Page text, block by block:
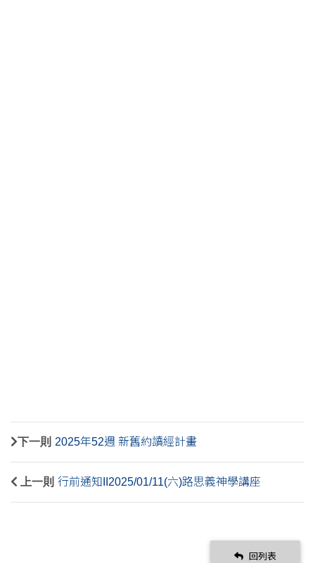
下一則 2025年52週 新舊約讀經計畫
上一則 行前通知II2025/01/11(六)路思義神學講座
回列表